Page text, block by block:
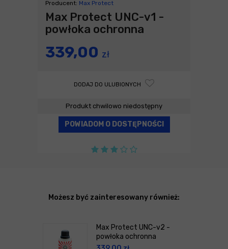
Producent: Max Protect
Max Protect UNC-v1 -
powłoka ochronna
339,00 zł
DODAJ DO ULUBIONYCH
Produkt chwilowo niedostępny
POWIADOM O DOSTĘPNOŚCI
Możesz być zainteresowany również:
Max Protect UNC-v2 -
powłoka ochronna